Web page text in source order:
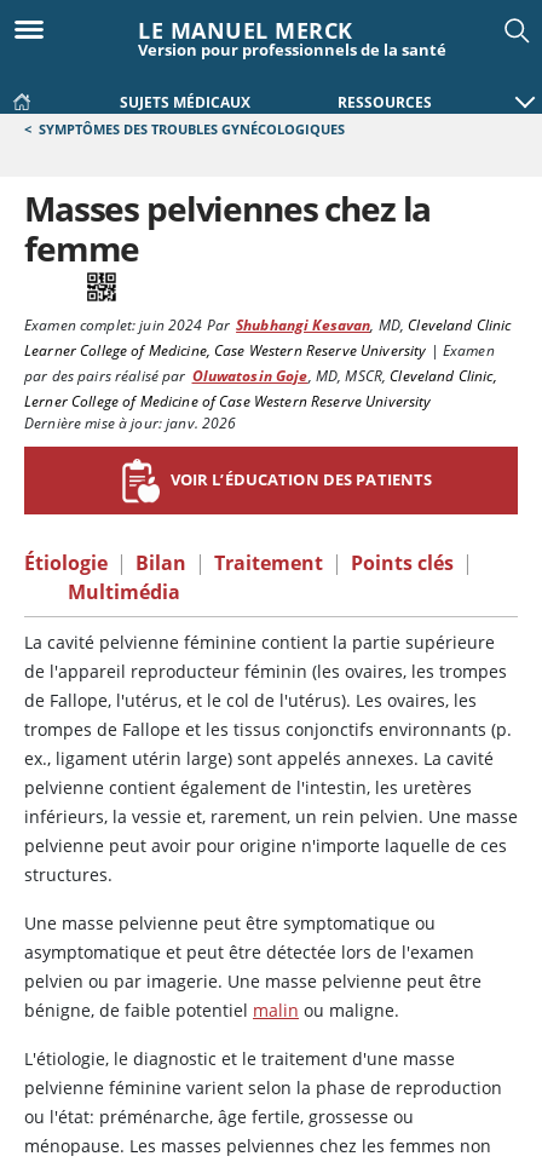
LE MANUEL MERCK
Version pour professionnels de la santé
SUJETS MÉDICAUX RESSOURCES
< SYMPTÔMES DES TROUBLES GYNÉCOLOGIQUES
Masses pelviennes chez la
femme
Examen complet:juin 2024 Par Shubhangi Kesavan, MD,Cleveland Clinic
Learner College of Medicine, Case Western Reserve University | Examen
par des pairs réalisé par Oluwatosin Goje, MD, MSCR,Cleveland Clinic,
Lerner College of Medicine of Case Western Reserve University
Dernière mise à jour: janv. 2026
VOIR L’ÉDUCATION DES PATIENTS
Étiologie | Bilan | Traitement | Points clés |
Multimédia
La cavité pelvienne féminine contient la partie supérieure
de l'appareil reproducteur féminin (les ovaires, les trompes
de Fallope, l'utérus, et le col de l'utérus). Les ovaires, les
trompes de Fallope et les tissus conjonctifs environnants (p.
ex., ligament utérin large) sont appelés annexes. La cavité
pelvienne contient également de l'intestin, les uretères
inférieurs, la vessie et, rarement, un rein pelvien. Une masse
pelvienne peut avoir pour origine n'importe laquelle de ces
structures.
Une masse pelvienne peut être symptomatique ou
asymptomatique et peut être détectée lors de l'examen
pelvien ou par imagerie. Une masse pelvienne peut être
bénigne, de faible potentiel malin ou maligne.
L'étiologie, le diagnostic et le traitement d'une masse
pelvienne féminine varient selon la phase de reproduction
ou l'état: préménarche, âge fertile, grossesse ou
ménopause. Les masses pelviennes chez les femmes non